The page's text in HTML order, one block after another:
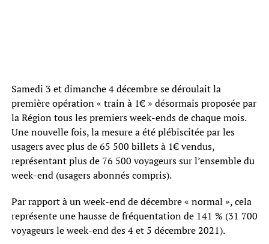
Samedi 3 et dimanche 4 décembre se déroulait la
première opération « train à 1€ » désormais proposée par
la Région tous les premiers week-ends de chaque mois.
Une nouvelle fois, la mesure a été plébiscitée par les
usagers avec plus de 65 500 billets à 1€ vendus,
représentant plus de 76 500 voyageurs sur l’ensemble du
week-end (usagers abonnés compris).
Par rapport à un week-end de décembre « normal », cela
représente une hausse de fréquentation de 141 % (31 700
voyageurs le week-end des 4 et 5 décembre 2021).